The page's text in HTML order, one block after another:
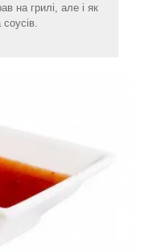
на грилі, але і як